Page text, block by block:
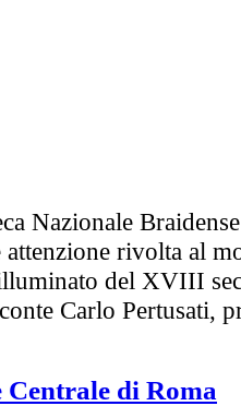
Nazionale
rivolta al
del XVIII
Carlo Pertusati,
di Roma